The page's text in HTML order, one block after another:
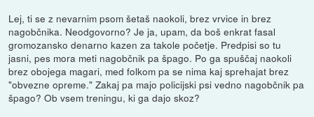
Lej, ti se z nevarnim psom šetaš naokoli, brez vrvice in brez
nagobčnika. Neodgovorno? Je ja, upam, da boš enkrat fasal
gromozansko denarno kazen za takole početje. Predpisi so tu
jasni, pes mora meti nagobčnik pa špago. Po ga spuščaj naokoli
brez obojega magari, med folkom pa se nima kaj sprehajat brez
"obvezne opreme." Zakaj pa majo policijski psi vedno nagobčnik pa
špago? Ob vsem treningu, ki ga dajo skoz?